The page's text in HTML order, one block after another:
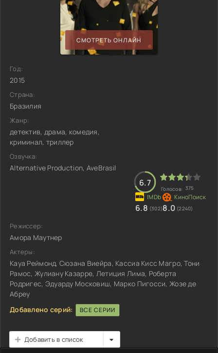
СМОТРЕТЬ ОНЛАЙН
Год:
2015
Страна:
Бразилия
Жанр:
детектив, драма, комедия,
криминал, триллер
Озвучка:
Alternative Production, AveBrasil
6.7
Голосов: 375
6.8 (302)8.0 (2240)
Режиссер:
Амора Маутнер
Актеры:
Кауа Реймонд, Сюзана Виейра, Кассиа Кисс Магро, Тони
Рамос, Жулиану Казарре, Летиция Лима, Роберта
Родригес, Эдуарду Московиш, Марко Пигосси, Жозе де
Абреу
Добавлено серий:
ВСЕ СЕРИИ
Добавить в список